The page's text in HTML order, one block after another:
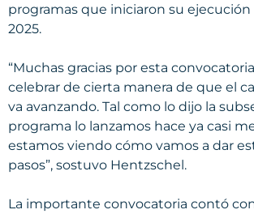
programas que iniciaron su
2025.
“Muchas gracias por esta
celebrar de cierta manera de que el
va avanzando. Tal como lo dijo la
programa lo lanzamos hace ya casi
estamos viendo cómo vamos a dar
pasos”, sostuvo Hentzschel.
La importante convocatoria contó